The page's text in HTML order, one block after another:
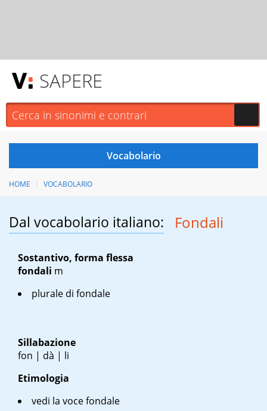
SAPERE
HOME VOCABOLARIO
Dal vocabolario italiano: Fondali
Sostantivo, forma flessa
fondali m
plurale di fondale
Sillabazione
fon | dà | li
Etimologia
vedi la voce fondale